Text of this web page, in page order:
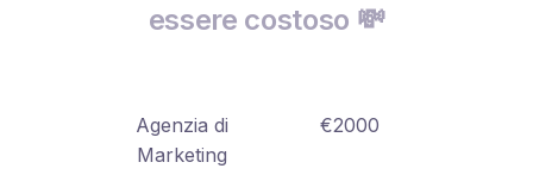
essere costoso 💸
Agenzia di
Marketing
€2000